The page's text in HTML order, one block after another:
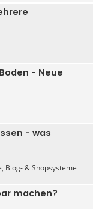
- Neue
- was
Blog- & Shopsysteme
machen?